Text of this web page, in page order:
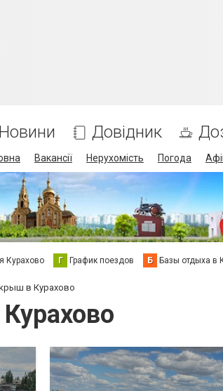
Новини Довідник
Вакансії Нерухомість Погода
Курахово Г График поездов Б Базы отдыха в
в Курахово